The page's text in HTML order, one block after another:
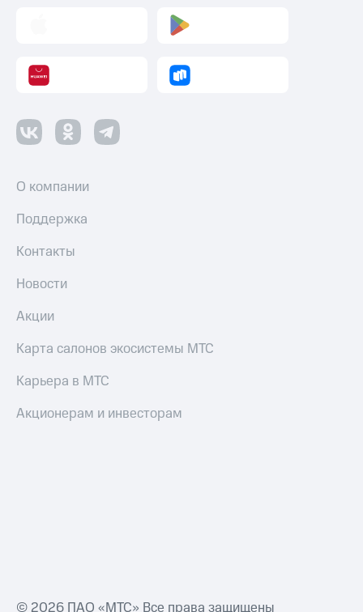
О компании
Поддержка
Контакты
Новости
Акции
Карта салонов экосистемы МТС
Карьера в МТС
Акционерам и инвесторам